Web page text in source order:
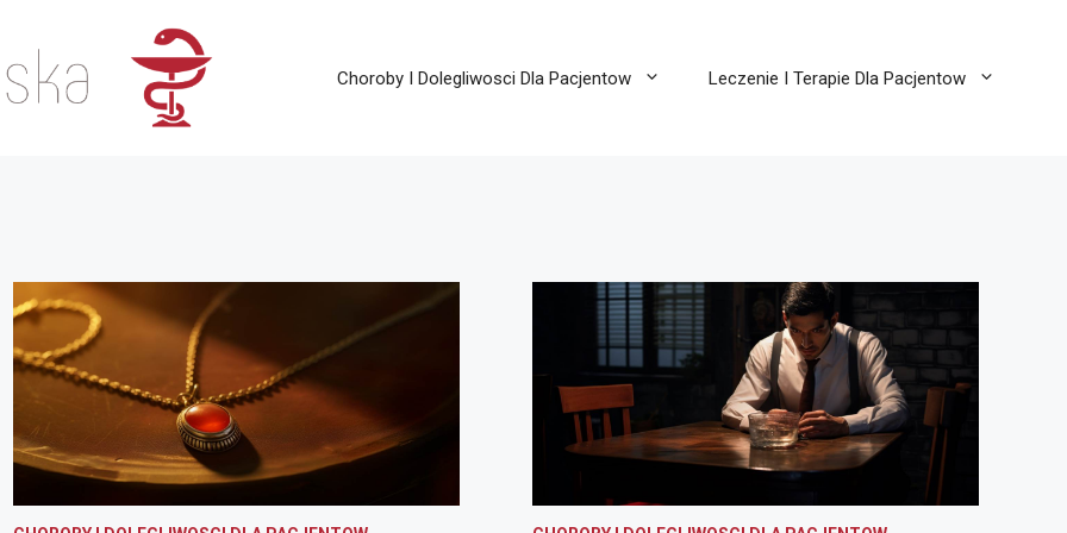
Choroby I Dolegliwosci Dla Pacjentow Leczenie I Terapie Dla Pacjentow